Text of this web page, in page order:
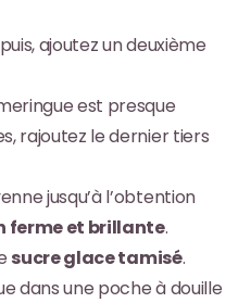
ajoutez un deuxième
est presque
rajoutez le dernier tiers
jusqu’à l’obtention
ferme et brillante.
sucre glace tamisé.
dans une poche à douille